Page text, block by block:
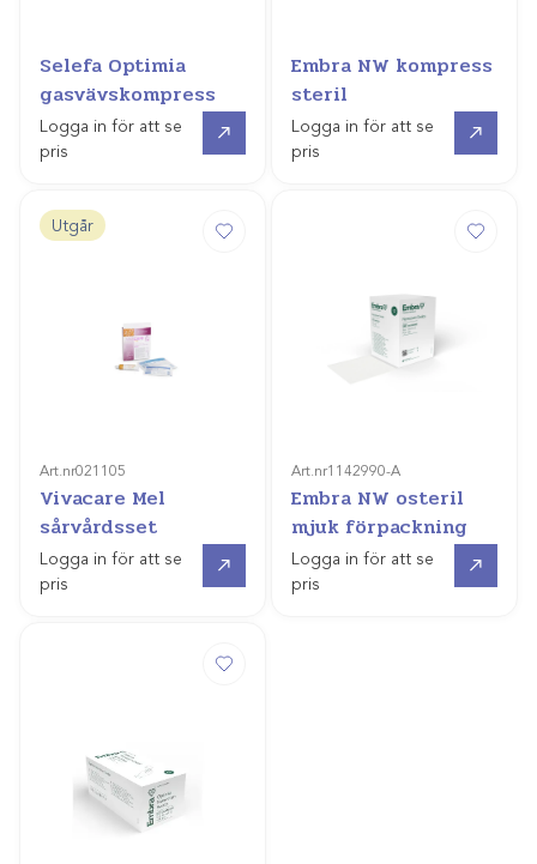
Selefa Optimia
gasvävskompress
Logga in för att se
pris
Embra NW kompress
steril
Logga in för att se
pris
Utgår
Art.nr021105
Vivacare Mel
sårvårdsset
Logga in för att se
pris
Art.nr1142990-A
Embra NW osteril
mjuk förpackning
Logga in för att se
pris